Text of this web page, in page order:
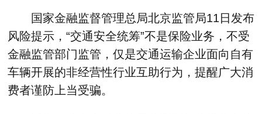
国家金融监督管理总局北京监管局11日发布
风险提示，“交通安全统筹”不是保险业务，不受
金融监管部门监管，仅是交通运输企业面向自有
车辆开展的非经营性行业互助行为，提醒广大消
费者谨防上当受骗。